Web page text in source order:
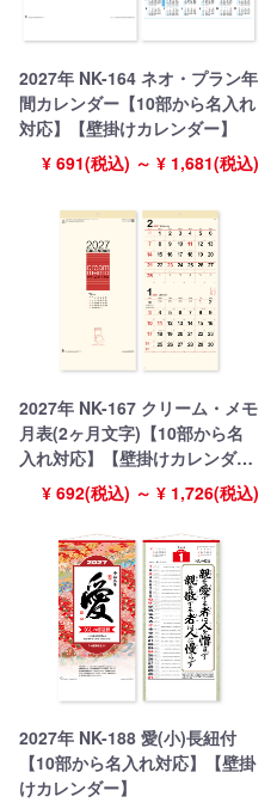
2027年 NK-164 ネオ・プラン年
間カレンダー【10部から名入れ
対応】【壁掛けカレンダー】
¥ 691(税込) ～ ¥ 1,681(税込)
2027年 NK-167 クリーム・メモ
月表(2ヶ月文字)【10部から名
入れ対応】【壁掛けカレンダ
ー】¥ 692(税込) ～ ¥ 1,726(税込)
2027年 NK-188 愛(小)長紐付
【10部から名入れ対応】【壁掛
けカレンダー】